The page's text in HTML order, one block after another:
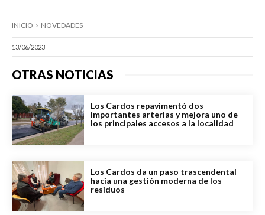
INICIO NOVEDADES
13/06/2023
OTRAS NOTICIAS
Los Cardos repavimentó dos
importantes arterias y mejora uno de
los principales accesos a la localidad
Los Cardos da un paso trascendental
hacia una gestión moderna de los
residuos